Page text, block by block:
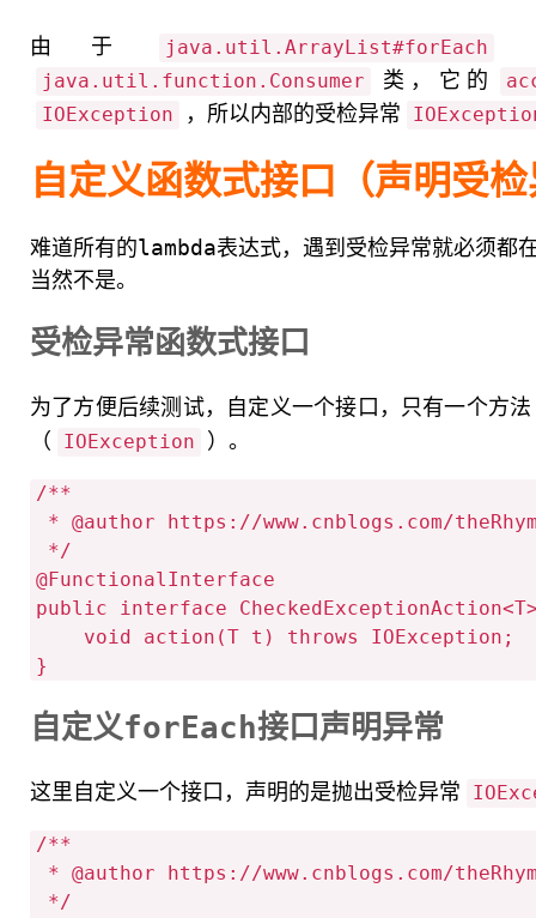
由于 java.util.ArrayList#forEach
java.util.function.Consumer 类，它的
IOException
，所以内部的受检异常
自定义函数式接口（声明受
难道所有的lambda表达式，遇到受检异常就必须都
当然不是。
受检异常函数式接口
为了方便后续测试，自定义一个接口，只有一个方法
（
IOException ）。
/**
@FunctionalInterface
public interface
自定义forEach接口声明异常
这里自定义一个接口，声明的是抛出受检异常
/**